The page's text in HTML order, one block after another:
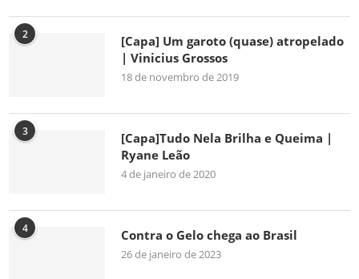
2
[Capa] Um garoto (quase) atropelado
| Vinicius Grossos
18 de novembro de 2019
3
[Capa]Tudo Nela Brilha e Queima |
Ryane Leão
4 de janeiro de 2020
4 Contra o Gelo chega ao Brasil
26 de janeiro de 2023